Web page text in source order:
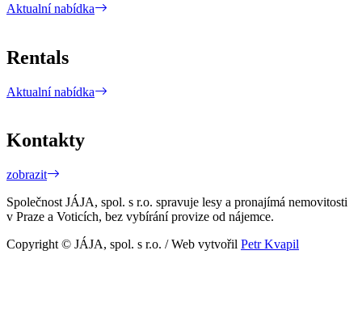
Aktualní nabídka
Rentals
Aktualní nabídka
Kontakty
zobrazit
Společnost JÁJA, spol. s r.o. spravuje lesy a pronajímá nemovitosti
v Praze a Voticích, bez vybírání provize od nájemce.
Copyright © JÁJA, spol. s r.o. / Web vytvořil Petr Kvapil